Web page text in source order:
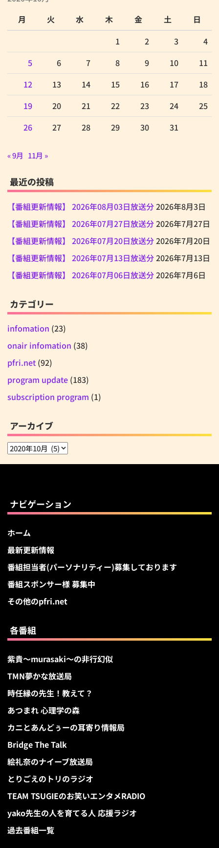
月
火 水 木 金 土
日
1
2 3
4
5
6 7 8 9 10
11
12
13 14 15 16 17
18
19
20 21 22 23 24
25
26
27 28 29 30 31
« 9月 11月 »
最近の投稿
【番組更新情報】 2026年08月03日放送分2026年8月3日
【番組更新情報】 2026年07月27日放送分2026年7月27日
【番組更新情報】 2026年07月20日放送分2026年7月20日
【番組更新情報】 2026年07月13日放送分2026年7月13日
【番組更新情報】 2026年07月06日放送分2026年7月6日
カテゴリー
infomation (23)
onair infomation (38)
pfri.net (92)
program update (183)
subscription program (1)
アーカイブ
ア
ナビゲーション
ホーム
最新更新情報
番組担当者(パーソナリティー)募集しております
番組スポンサー様 募集中
その他のpfri.net
各番組
紫貴～murasaki～の非行幻似
TMN夢かな放送局
時任縁の先生！教えて？
あつまれ 心理学の森
カニとあんどぅーの耳寄り情報局
Bridge The Talk
絵礼奈のナイーブ放送局
とりごえのトリのラジオ
TEAM TSUGIEのお笑いエンタメRADIO
yako先生の人を育てる人 応援ラジオ
過去番組一覧